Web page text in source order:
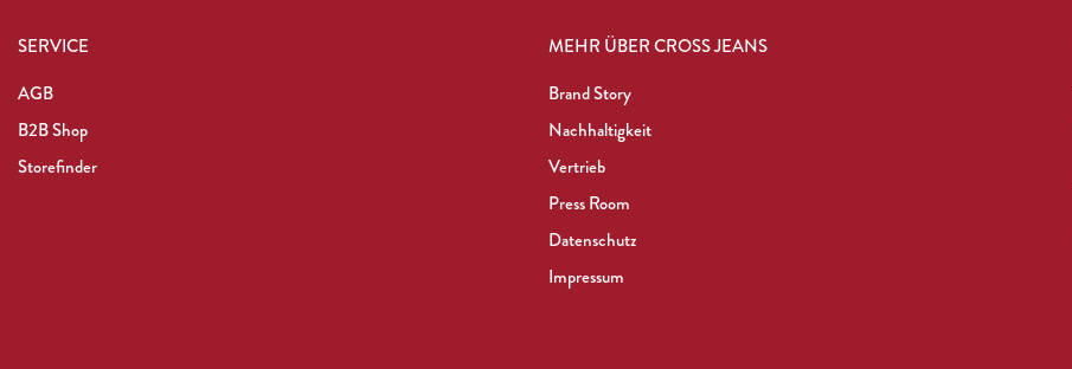
SERVICE
AGB
B2B Shop
Storefinder
MEHR ÜBER CROSS JEANS
Brand Story
Nachhaltigkeit
Vertrieb
Press Room
Datenschutz
Impressum